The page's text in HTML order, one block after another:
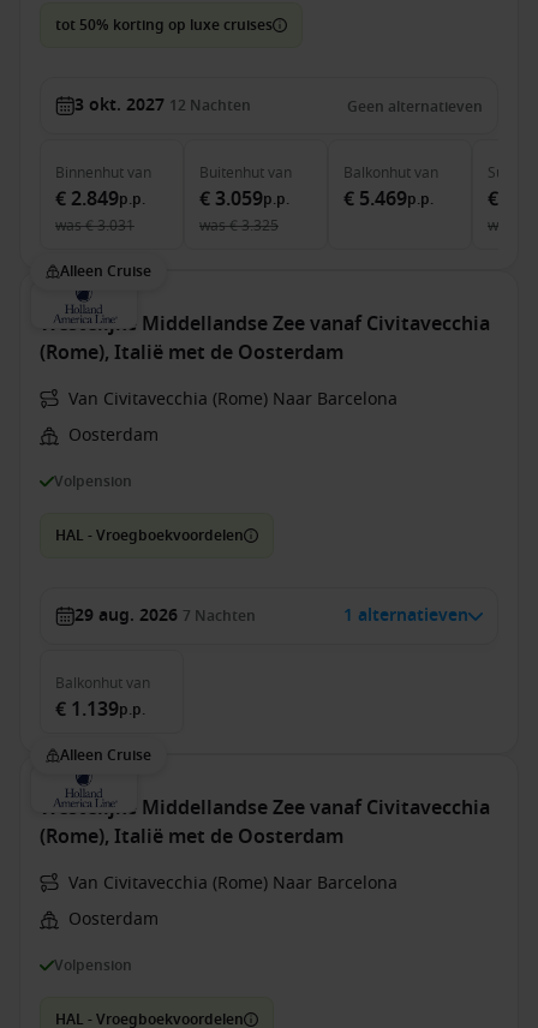
tot 50% korting op luxe cruises
3 okt. 2027 12 Nachten Geen alternatieven
Binnenhutvan
€ 2.849p.p.
was€ 3.031
Buitenhutvan
€ 3.059p.p.
was€ 3.325
Balkonhutvan
€ 5.469p.p.
Suite
€
was
Alleen Cruise
Westelijke Middellandse Zee vanaf Civitavecchia
(Rome), Italië met de Oosterdam
Van Civitavecchia (Rome) Naar Barcelona
Oosterdam
Volpension
HAL - Vroegboekvoordelen
29 aug. 2026 7 Nachten 1 alternatieven
Balkonhutvan
€ 1.139p.p.
Alleen Cruise
Westelijke Middellandse Zee vanaf Civitavecchia
(Rome), Italië met de Oosterdam
Van Civitavecchia (Rome) Naar Barcelona
Oosterdam
Volpension
HAL - Vroegboekvoordelen